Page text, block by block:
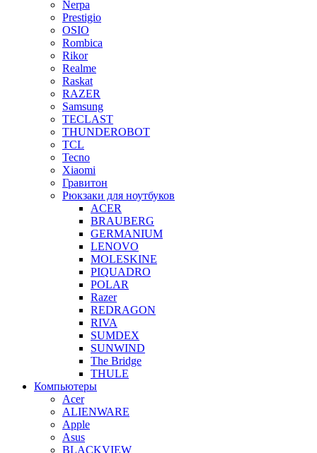
Nerpa
Prestigio
OSIO
Rombica
Rikor
Realme
Raskat
RAZER
Samsung
TECLAST
THUNDEROBOT
TCL
Tecno
Xiaomi
Гравитон
Рюкзаки для ноутбуков
ACER
BRAUBERG
GERMANIUM
LENOVO
MOLESKINE
PIQUADRO
POLAR
Razer
REDRAGON
RIVA
SUMDEX
SUNWIND
The Bridge
THULE
Компьютеры
Acer
ALIENWARE
Apple
Asus
BLACKVIEW